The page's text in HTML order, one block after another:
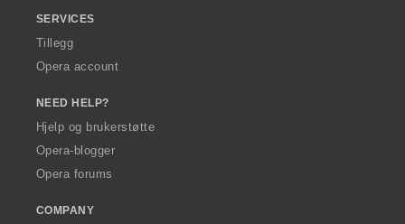
SERVICES
Tillegg
Opera account
NEED HELP?
Hjelp og brukerstøtte
Opera-blogger
Opera forums
COMPANY